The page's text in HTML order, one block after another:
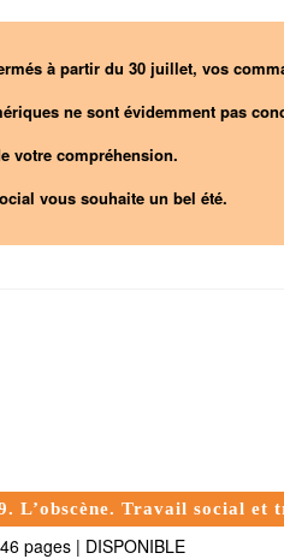
à partir du 30 juillet, vos
ne sont évidemment pas
votre compréhension.
vous souhaite un bel été.
L’obscène. Travail social et
pages | DISPONIBLE